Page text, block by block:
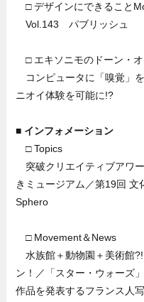
□ デザインにできること
Vol.143 パブリッシュ
□ エキソニモのドーン・オ
コンピュータに「嗅覚」
ニオイ体験を可能に!?
■ インフォメーション
□ Topics
突破クリエイティブアワ
きミュージアム／第19回
Sphero
□ Movement＆News
水族館＋動物園＋美術館
ン！／「スター・ウォーズ
作品を発表するフランス人